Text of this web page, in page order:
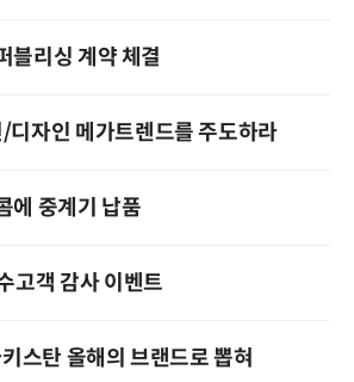
블리싱 계약 체결
자인 메가트렌드를 주도하라
에 중계기 납품
고객 감사 이벤트
스탄 올해의 브랜드로 뽑혀